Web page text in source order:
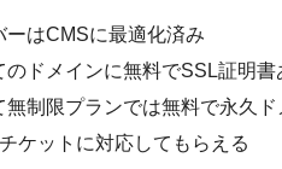
ーはCMSに最適化済み
のドメインに無料でSSL証明書
無制限プランでは無料で永久ド
ケットに対応してもらえる